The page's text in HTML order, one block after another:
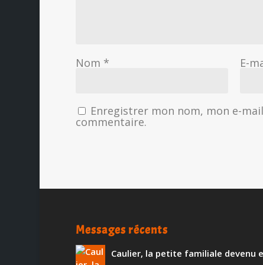
Nom * E-
Enregistrer mon nom, mon e-
commentaire.
Messages récents
Caulier, la petite familiale devenu